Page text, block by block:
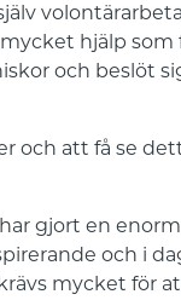
hjälp som
och beslöt
och att få se
gjort en
och i
mycket för